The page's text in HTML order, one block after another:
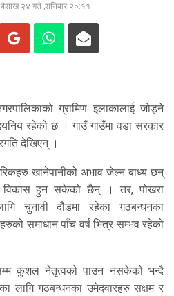
२४ गते ,शनिबार २०:११
ग्रामिण इलाकालाई जोड्ने
रहेको छ । गाउँ गाउँमा वडा सरकार
देखिएन् ।
खानेपानीको अभाव जेल्न बाध्य छन्
विकास हुन सकेको छैन् । तर, पोखरा
चुनावी दौडमा रहेका गठबन्धनका
समाधान पाँच वर्ष भित्र सम्भव रहेको
कुशल नेतृत्वको पाउन नसकेको भन्दै
लागि गठबन्धनका उमेदवारहरु सक्षम र